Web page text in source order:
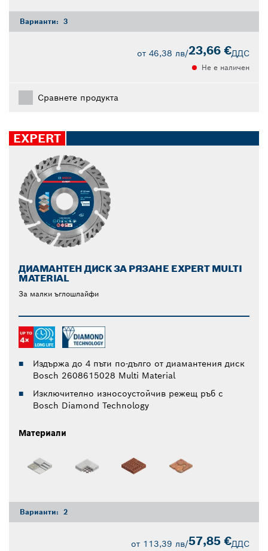
Варианти: 3
от 46,38 лв/23,66 €ДДС
Не е наличен
Сравнете продукта
EXPERT
ДИАМАНТЕН ДИСК ЗА РЯЗАНЕ EXPERT MULTI
MATERIAL
За малки ъглошлайфи
Издържа до 4 пъти по-дълго от диамантения диск
Bosch 2608615028 Multi Material
Изключително износоустойчив режещ ръб с
Bosch Diamond Technology
Материали
Варианти: 2
от 113,39 лв/57,85 €ДДС